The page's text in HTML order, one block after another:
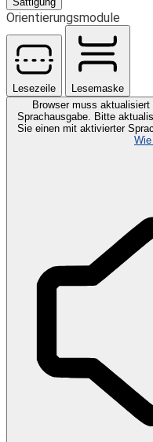
Orientierungsmodule
Lesezeile
Lesemaske
Browser muss aktualisiert
Sprachausgabe. Bitte
Sie einen mit aktivierter